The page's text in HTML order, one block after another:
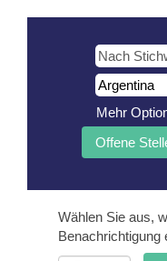
Mehr
Wählen Sie aus,
Benachrichtigung